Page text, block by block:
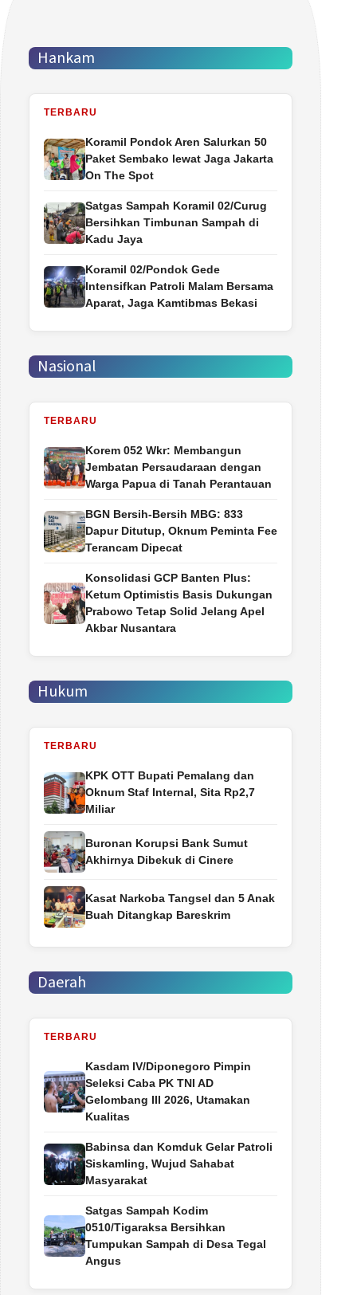
Hankam
TERBARU
Koramil Pondok Aren Salurkan 50
Paket Sembako lewat Jaga Jakarta
On The Spot
Satgas Sampah Koramil 02/Curug
Bersihkan Timbunan Sampah di
Kadu Jaya
Koramil 02/Pondok Gede
Intensifkan Patroli Malam Bersama
Aparat, Jaga Kamtibmas Bekasi
Nasional
TERBARU
Korem 052 Wkr: Membangun
Jembatan Persaudaraan dengan
Warga Papua di Tanah Perantauan
BGN Bersih-Bersih MBG: 833
Dapur Ditutup, Oknum Peminta Fee
Terancam Dipecat
Konsolidasi GCP Banten Plus:
Ketum Optimistis Basis Dukungan
Prabowo Tetap Solid Jelang Apel
Akbar Nusantara
Hukum
TERBARU
‎KPK OTT Bupati Pemalang dan
Oknum Staf Internal, Sita Rp2,7
Miliar
Buronan Korupsi Bank Sumut
Akhirnya Dibekuk di Cinere
Kasat Narkoba Tangsel dan 5 Anak
Buah Ditangkap Bareskrim
Daerah
TERBARU
Kasdam IV/Diponegoro Pimpin
Seleksi Caba PK TNI AD
Gelombang III 2026, Utamakan
Kualitas
Babinsa dan Komduk Gelar Patroli
Siskamling, Wujud Sahabat
Masyarakat
Satgas Sampah Kodim
0510/Tigaraksa Bersihkan
Tumpukan Sampah di Desa Tegal
Angus